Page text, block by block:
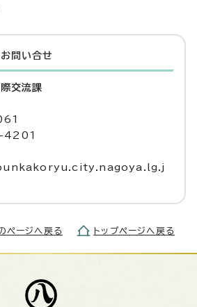
問い合せ
交流課
4201
ページへ戻る トップページへ戻る